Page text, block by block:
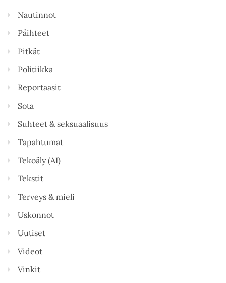
Nautinnot
Päihteet
Pitkät
Politiikka
Reportaasit
Sota
Suhteet & seksuaalisuus
Tapahtumat
Tekoäly (AI)
Tekstit
Terveys & mieli
Uskonnot
Uutiset
Videot
Vinkit